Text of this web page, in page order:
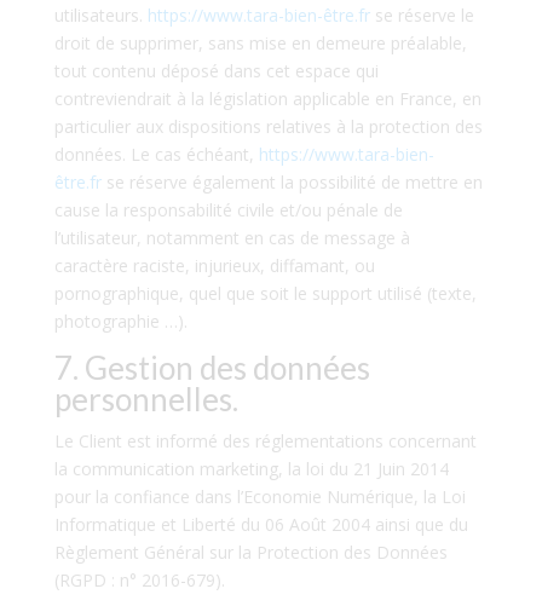
utilisateurs. https://www.tara-bien-être.frse réserve le
droit de supprimer, sans mise en demeure préalable,
tout contenu déposé dans cet espace qui
contreviendrait à la législation applicable en France, en
particulier aux dispositions relatives à la protection des
données. Le cas échéant, https://www.tara-bien-
être.frse réserve également la possibilité de mettre en
cause la responsabilité civile et/ou pénale de
l’utilisateur, notamment en cas de message à
caractère raciste, injurieux, diffamant, ou
pornographique, quel que soit le support utilisé (texte,
photographie …).
7. Gestion des données
personnelles.
Le Client est informé des réglementations concernant
la communication marketing, la loi du 21 Juin 2014
pour la confiance dans l’Economie Numérique, la Loi
Informatique et Liberté du 06 Août 2004 ainsi que du
Règlement Général sur la Protection des Données
(RGPD : n° 2016-679).